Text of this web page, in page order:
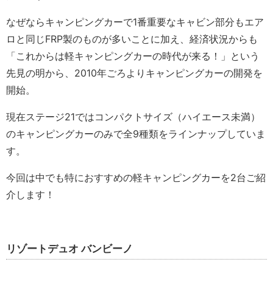
なぜならキャンピングカーで1番重要なキャビン部分もエア
ロと同じFRP製のものが多いことに加え、経済状況からも
「これからは軽キャンピングカーの時代が来る！」という
先見の明から、2010年ごろよりキャンピングカーの開発を
開始。
現在ステージ21ではコンパクトサイズ（ハイエース未満）
のキャンピングカーのみで全9種類をラインナップしていま
す。
今回は中でも特におすすめの軽キャンピングカーを2台ご紹
介します！
リゾートデュオ バンビーノ